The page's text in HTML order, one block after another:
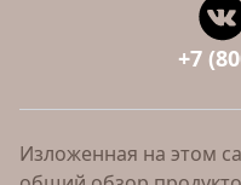
+7
Изложенная на этом